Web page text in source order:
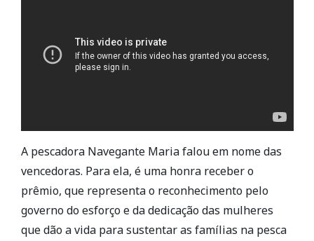
A pescadora Navegante Maria falou em nome das
vencedoras. Para ela, é uma honra receber o
prêmio, que representa o reconhecimento pelo
governo do esforço e da dedicação das mulheres
que dão a vida para sustentar as famílias na pesca